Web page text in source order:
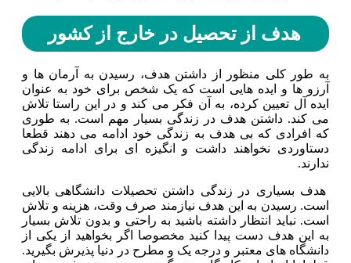
هدف از تحصیل در خارج از کشور
به طور کلی منظور از داشتن هدف، رسیدن به آرمان ها و
آرزو ها و ایده هایی است که یک شخص برای خود به عنوان
ایده آل تعیین کرده، به آن فکر می کند و در این راستا تلاش
می کند. داشتن هدف در زندگی بسیار مهم است. به طوری
که افرادی که بی هدف به زندگی خود ادامه می دهند قطعا
دستاوردی نخواهند داشت و انگیزه ای برای ادامه زندگی
ندارند.
هدف بسیاری در زندگی داشتن تحصیلات دانشگاهی بالایی
است‌. رسیدن به این هدف نیازمند صرف وقت، هزینه و تلاش
است. نباید انتظار داشته باشید به راحتی و بدون تلاش بسیار
به این هدف دست پیدا کنید مخصوصا اگر بخواهید از یکی از
دانشگاه های معتبر و درجه یک و مطرح در دنیا پذیرش بگیرید.